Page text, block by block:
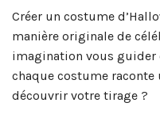
Créer un costume
manière originale de
imagination vous guider
chaque costume raconte
découvrir votre tirage ?